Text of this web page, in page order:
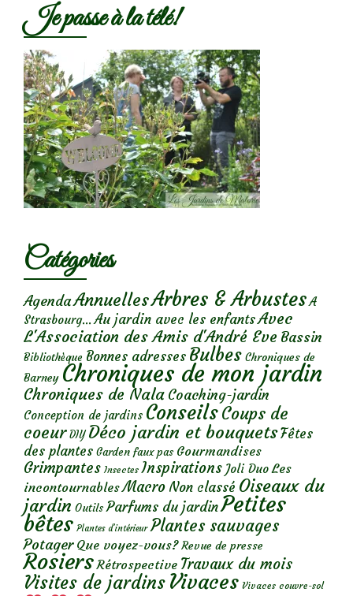
Je passe à la télé!
Catégories
AgendaAnnuellesArbres & Arbustes A
Strasbourg... Au jardin avec les enfantsAvec
L'Association des Amis d'André Eve Bassin
Bibliothèque Bonnes adresses Bulbes Chroniques de
Barney Chroniques de mon jardin
Chroniques de Nala Coaching-jardin
Conception de jardins ConseilsCoups de
coeur DIY Déco jardin et bouquetsFêtes
des plantes Garden faux pas Gourmandises
Grimpantes Insectes Inspirations Joli Duo Les
incontournables Macro Non classé Oiseaux du
jardin Outils Parfums du jardinPetites
bêtes Plantes d’intérieur Plantes sauvages
Potager Que voyez-vous? Revue de presse
Rosiers Rétrospective Travaux du mois
Visites de jardins Vivaces Vivaces couvre-sol